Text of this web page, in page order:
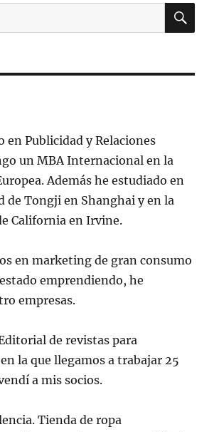
en Publicidad y Relaciones
un MBA Internacional en la
Además he estudiado en
de Tongji en Shanghai y en la
California en Irvine.
en marketing de gran consumo
emprendiendo, he
empresas.
de revistas para
la que llegamos a trabajar 25
a mis socios.
Tienda de ropa